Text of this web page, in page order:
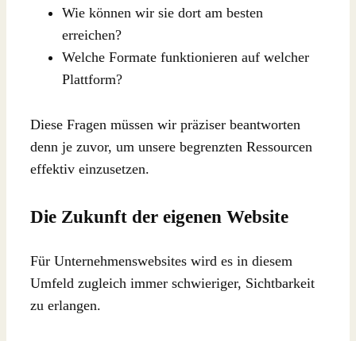
Wie können wir sie dort am besten
erreichen?
Welche Formate funktionieren auf welcher
Plattform?
Diese Fragen müssen wir präziser beantworten
denn je zuvor, um unsere begrenzten Ressourcen
effektiv einzusetzen.
Die Zukunft der eigenen Website
Für Unternehmenswebsites wird es in diesem
Umfeld zugleich immer schwieriger, Sichtbarkeit
zu erlangen.